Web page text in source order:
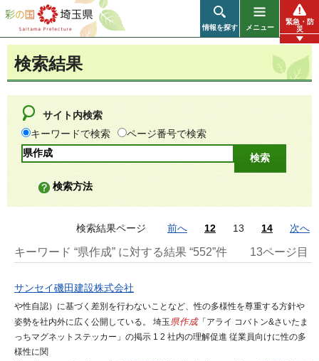
彩の国 埼玉県
情報を探す メニュー
緊急・防
災
検索結果
サイト内検索
キーワードで検索
ページ番号で検索
検索方法
検索結果ページ 前へ 12 13 14 次へ
キーワード “県作成” に対する結果 “552”件 13ページ目
サンセイ磯田建設株式会社
や性自認）に基づく差別を行わないことなど、性の多様性を尊重する方針や
姿勢を社内外に広く公開している。 埼玉県作成「アライ コバトン&さいたま
っちマグネットステッカー」の掲示 1 2 社内の理解促進 従業員向けに性の多
様性に関